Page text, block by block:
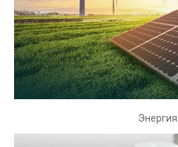
двери, суставы с постоянной
Энергия